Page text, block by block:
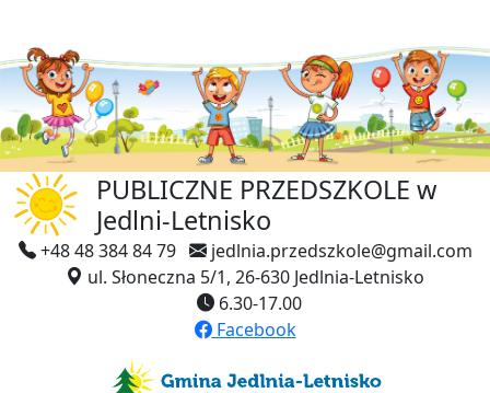
PUBLICZNE PRZEDSZKOLE w
Jedlni-Letnisko
+48 48 384 84 79
jedlnia.przedszkole@gmail.com
ul. Słoneczna 5/1, 26-630 Jedlnia-Letnisko
6.30-17.00
Facebook